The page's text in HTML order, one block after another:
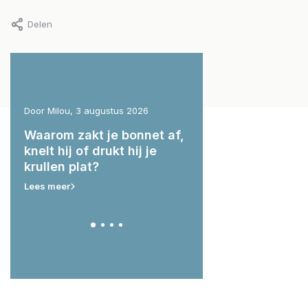
Delen
Door Milou, 3 augustus 2026
Waarom zakt je bonnet af,
knelt hij of drukt hij je
krullen plat?
Lees meer